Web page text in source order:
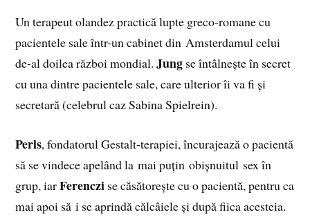
Un terapeut olandez practică lupte greco-romane cu
pacientele sale într-un cabinet din Amsterdamul celui
de-al doilea război mondial.Jung se întâlnește în secret
cu una dintre pacientele sale, care ulterior îi va fi și
secretară (celebrul caz Sabina Spielrein).
Perls, fondatorul Gestalt-terapiei, încurajează o pacientă
să se vindece apelând la mai puțin obișnuitul sex în
grup, iarFerenczi se căsătorește cu o pacientă, pentru ca
mai apoi să i se aprindă călcâiele și după fiica acesteia.